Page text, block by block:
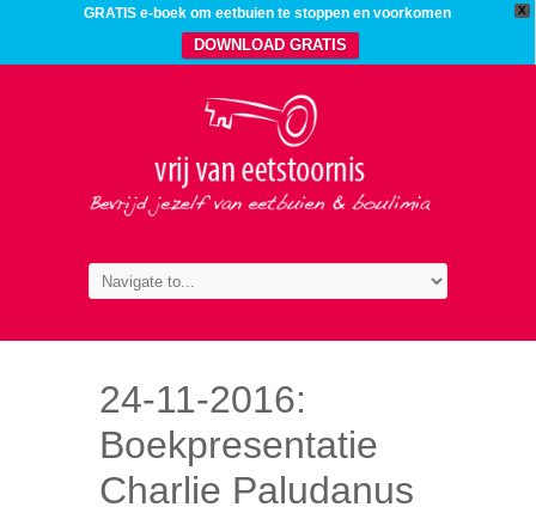
X
GRATIS e-boek om eetbuien te stoppen en voorkomen
DOWNLOAD GRATIS
24-11-2016:
Boekpresentatie
Charlie Paludanus